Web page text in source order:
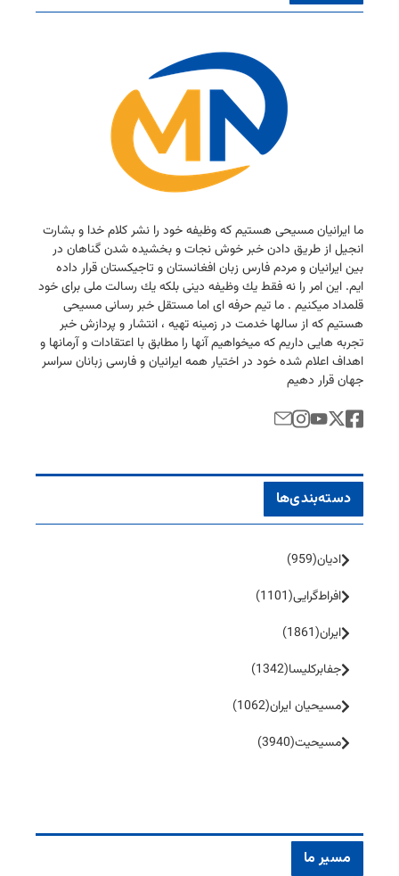
ما ایرانیان مسیحی هستیم كه وظیفه خود را نشر كلام خدا و بشارت
انجیل از طریق دادن خبر خوش نجات و بخشیده شدن گناهان در
بین ایرانیان و مردم فارس زبان افغانستان و تاجیكستان قرار داده
ایم. این امر را نه فقط یك وظیفه دینی بلكه یك رسالت ملی برای خود
قلمداد میكنیم . ما تیم حرفه ای اما مستقل خبر رسانی مسیحی
هستیم كه از سالها خدمت در زمینه تهیه ، انتشار و پردازش خبر
تجربه هایی داریم كه میخواهیم آنها را مطابق با اعتقادات و آرمانها و
اهداف اعلام شده خود در اختیار همه ایرانیان و فارسی زبانان سراسر
جهان قرار دهیم
دسته‌بندی‌ها
ادیان(959)
افراط‌گرایی(1101)
ایران(1861)
جفا‌بر‌کلیسا(1342)
مسیحیان ایران(1062)
مسیحیت(3940)
مسیر ما